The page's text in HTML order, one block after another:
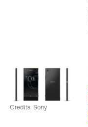
Credits: Sony